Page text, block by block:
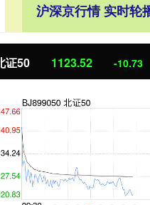
沪深京行情 实时轮
证50 1123.52 -10.73